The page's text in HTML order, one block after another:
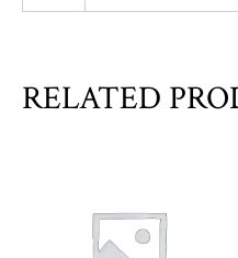
RELATED